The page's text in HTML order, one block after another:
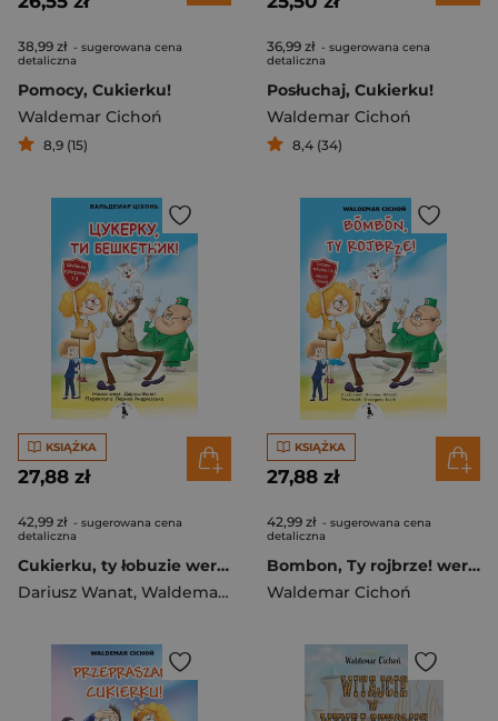
38,99 zł - sugerowana cena
detaliczna
Pomocy, Cukierku!
Waldemar Cichoń
8,9 (15)
36,99 zł - sugerowana cena
detaliczna
Posłuchaj, Cukierku!
Waldemar Cichoń
8,4 (34)
KSIĄŻKA
27,88 zł
42,99 zł - sugerowana cena
detaliczna
Cukierku, ty łobuzie wer. ukraińska
Dariusz Wanat, Waldemar Cichoń
KSIĄŻKA
27,88 zł
42,99 zł - sugerowana cena
detaliczna
Bombon, Ty rojbrze! wer. śląska
Waldemar Cichoń